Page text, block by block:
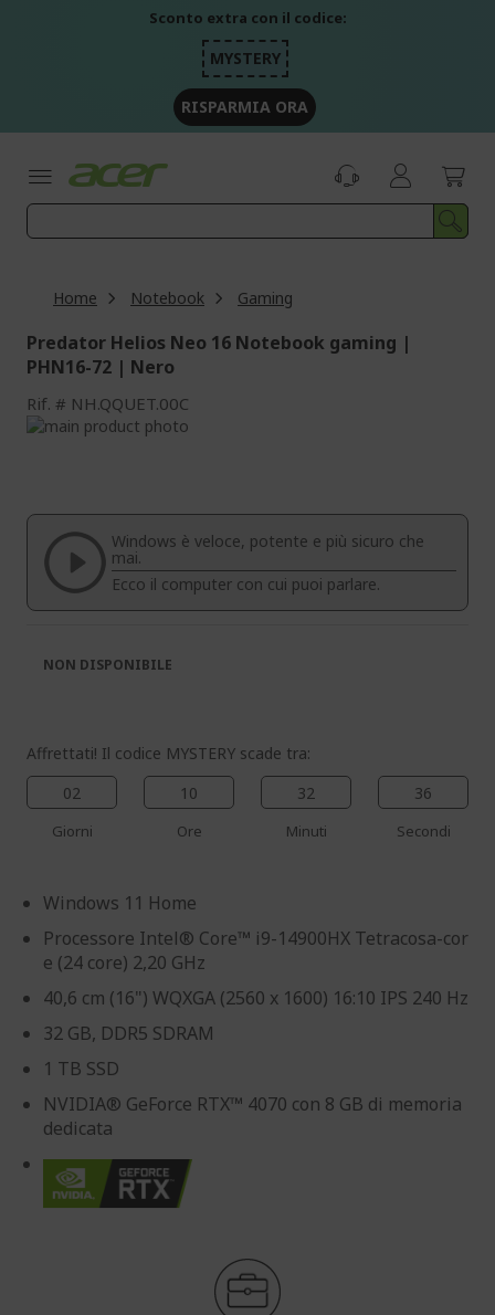
Sconto extra con il codice:
MYSTERY
RISPARMIA ORA
Home Notebook Gaming
Predator Helios Neo 16 Notebook gaming |
PHN16-72 | Nero
Rif. NH.QQUET.00C
Vai
galleria
immagini
galleria
immagini
Windows è veloce, potente e più sicuro che
mai.
Ecco il computer con cui puoi parlare.
Affrettati! Il codice MYSTERY scade tra:
02
Giorni
10
Ore
32
Minuti
35
Secondi
Windows 11 Home
Processore Intel® Core™ i9-14900HX Tetracosa-cor
e (24 core) 2,20 GHz
40,6 cm (16") WQXGA (2560 x 1600) 16:10 IPS 240 Hz
32 GB, DDR5 SDRAM
1 TB SSD
NVIDIA® GeForce RTX™ 4070 con 8 GB di memoria
dedicata
NON DISPONIBILE